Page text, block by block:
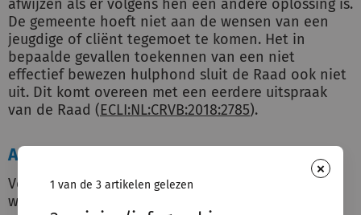
×
1 van de 3 artikelen gelezen
afwijzen als er volgens hen een andere oplossing is.
De gemeente hoeft niet aan de wensen van een
jeugdige of cliënt tegemoet te komen. Het in
bepaalde gevallen toekennen van een niet
effectief bewezen hulphond sluit de Raad ook niet
uit. Dit komt overeen met een eerdere uitspraak
van de Raad (ECLI:NL:CRVB:2018:2785).
Andere niet effectief bewezen hulpvormen
Voor de hulphond lijkt er de komende jaren
wetenschappelijk bewijs te komen door